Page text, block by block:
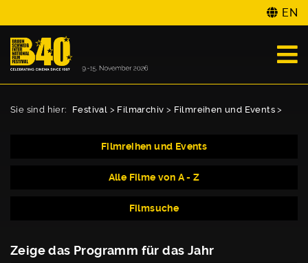
EN
Sie sind hier: Festival > Filmarchiv > Filmreihen und Events >
Filmreihen und Events
Alle Filme von A - Z
Filmsuche
Zeige das Programm für das Jahr